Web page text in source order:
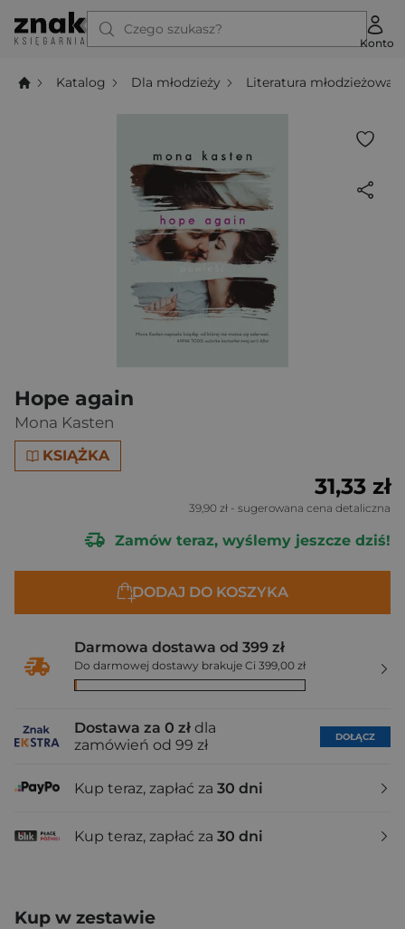
Czego szukasz?
Konto
Katalog Dla młodzieży Literatura młodzieżowa
Hope again
Mona Kasten
KSIĄŻKA
31,33 zł
39,90 zł - sugerowana cena detaliczna
Zamów teraz, wyślemy jeszcze dziś!
DODAJ DO KOSZYKA
Darmowa dostawa od 399 zł
Do darmowej dostawy brakuje Ci 399,00 zł
Dostawa za 0 zł dla
zamówień od 99 zł
DOŁĄCZ
Kup teraz, zapłać za 30 dni
Kup teraz, zapłać za 30 dni
Kup w zestawie